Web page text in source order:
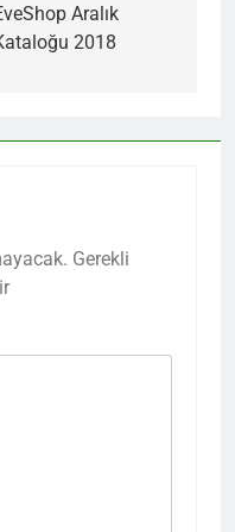
Aralık
2018
Gerekli